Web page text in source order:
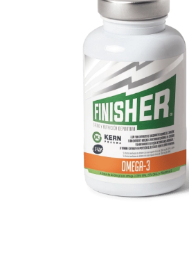
FORMAR
RESIDENTES
FARMACIA
HOSPITALARIA